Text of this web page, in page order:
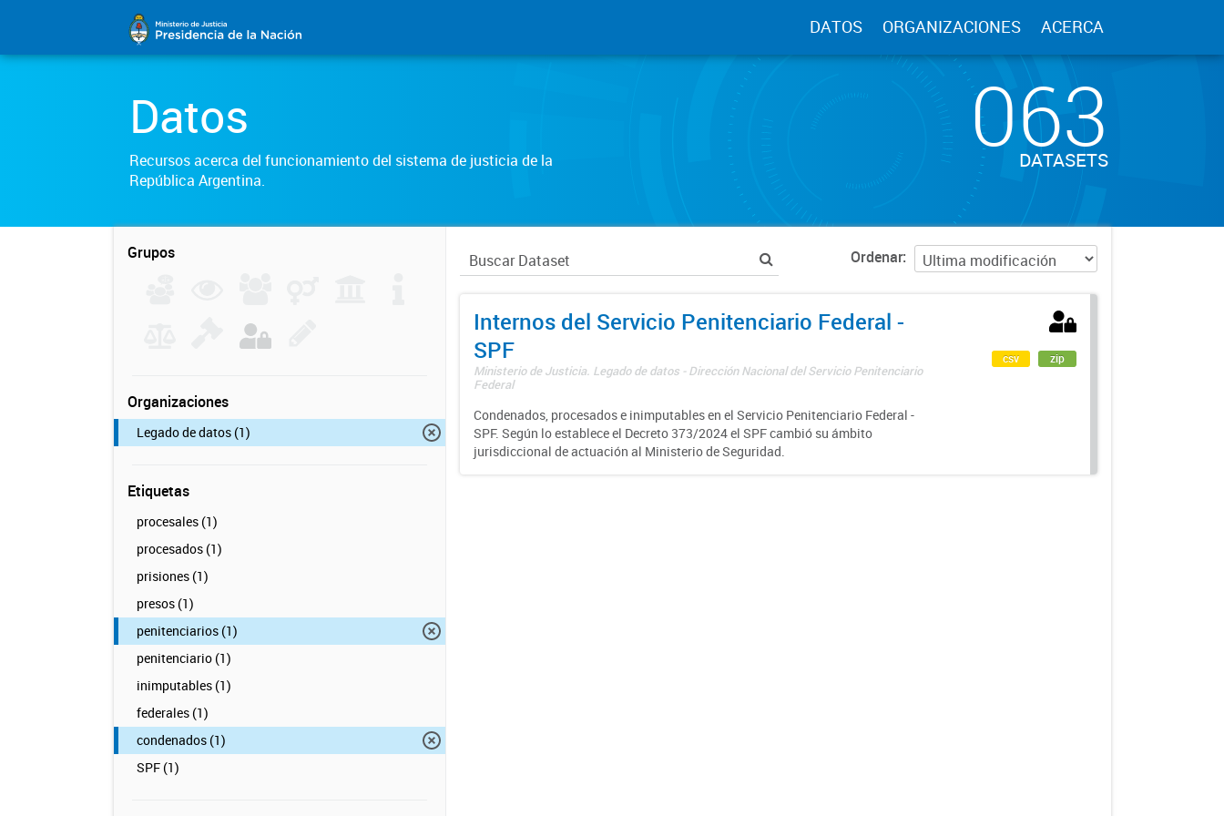
DATOS ORGANIZACIONES ACERCA
Datos
Recursos acerca del funcionamiento del sistema de justicia de la
República Argentina.
063
DATASETS
Grupos
Organizaciones
Legado de datos (1)
Etiquetas
procesales (1)
procesados (1)
prisiones (1)
presos (1)
penitenciarios (1)
penitenciario (1)
inimputables (1)
federales (1)
condenados (1)
SPF (1)
Ordenar
Internos del Servicio Penitenciario Federal -
SPF
Ministerio de Justicia. Legado de datos - Dirección Nacional del Servicio Penitenciario
Federal
Condenados, procesados e inimputables en el Servicio Penitenciario Federal -
SPF. Según lo establece el Decreto 373/2024 el SPF cambió su ámbito
jurisdiccional de actuación al Ministerio de Seguridad.
csv zip